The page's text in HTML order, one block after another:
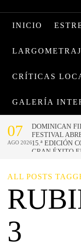
INICIO
CRÍTICAS
GALERÍA
ALL POSTS
3